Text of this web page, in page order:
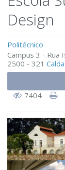
Design
Politécnico
Campus 3 - Rua
2500 - 321
7404